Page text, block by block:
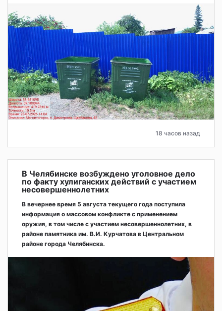
18 часов назад
В Челябинске возбуждено уголовное дело
по факту хулиганских действий с участием
несовершеннолетних
В вечернее время 5 августа текущего года поступила
информация о массовом конфликте с применением
оружия, в том числе с участием несовершеннолетних, в
районе памятника им. В.И. Курчатова в Центральном
районе города Челябинска.